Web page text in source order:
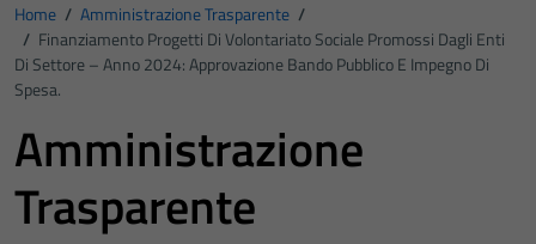
Home / Amministrazione Trasparente /
/ Finanziamento Progetti Di Volontariato Sociale Promossi Dagli Enti
Di Settore – Anno 2024: Approvazione Bando Pubblico E Impegno Di
Spesa.
Amministrazione
Trasparente